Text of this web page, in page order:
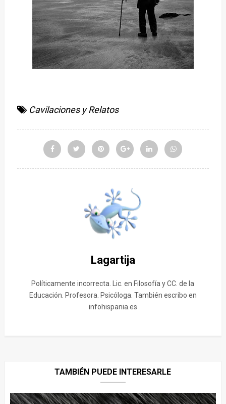
Cavilaciones y Relatos
Lagartija
Políticamente incorrecta. Lic. en Filosofía y CC. de la
Educación. Profesora. Psicóloga. También escribo en
infohispania.es
TAMBIÉN PUEDE INTERESARLE